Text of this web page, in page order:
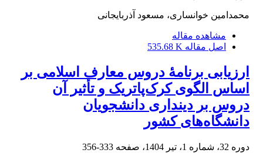
محمدامین خوانساری، مسعود آذربایجانی
مشاهده مقاله
اصل مقاله 535.68 K
ارزیابی برنامۀ دروس معارف اسلامی بر
اساس الگوی کرک‌پاتریک و تأثیر آن
دروس بر دینداری دانشجویان
دانشگاه‌های کشور
دوره 32، شماره 1، تیر 1404، صفحه 333-356